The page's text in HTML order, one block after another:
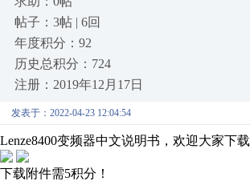
帖子：3帖 | 6回
年度积分：92
历史总积分：724
注册：2019年12月17日
发表于：2022-04-23 12:04:54
Lenze8400变频器中文说明书，欢迎大家下载
下载附件需5积分！